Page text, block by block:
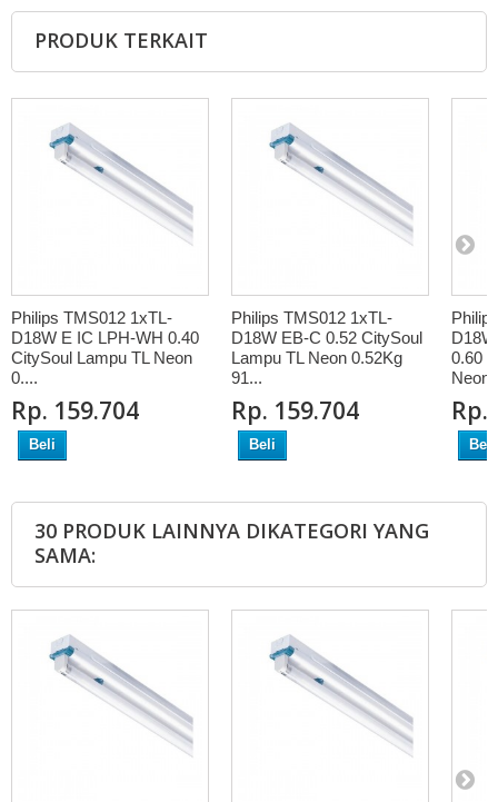
PRODUK TERKAIT
Philips TMS012 1xTL-
D18W E IC LPH-WH 0.40
CitySoul Lampu TL Neon
0....
Rp‎. 159.704
Beli
Philips TMS012 1xTL-
D18W EB-C 0.52 CitySoul
Lampu TL Neon 0.52Kg
91...
Rp‎. 159.704
Beli
0.60
Neon
Rp‎.
Beli
30 PRODUK LAINNYA DIKATEGORI YANG
SAMA: